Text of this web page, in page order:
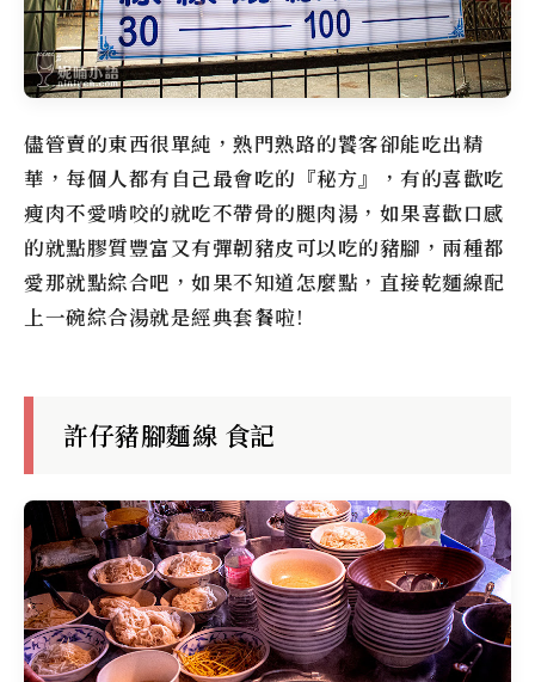
儘管賣的東西很單純，熟門熟路的饕客卻能吃出精
華，每個人都有自己最會吃的『秘方』，有的喜歡吃
瘦肉不愛啃咬的就吃不帶骨的腿肉湯，如果喜歡口感
的就點膠質豐富又有彈韌豬皮可以吃的豬腳，兩種都
愛那就點綜合吧，如果不知道怎麼點，直接乾麵線配
上一碗綜合湯就是經典套餐啦!
許仔豬腳麵線 食記